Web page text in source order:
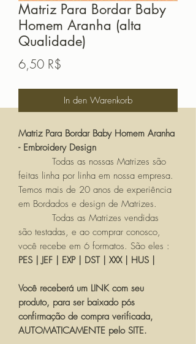
Matriz Para Bordar Baby
Homem Aranha (alta
Qualidade)
6,50 R$
In den Warenkorb
Matriz Para Bordar Baby Homem Aranha
- Embroidery Design
Todas as nossas Matrizes são
feitas linha por linha em nossa empresa.
Temos mais de 20 anos de experiência
em Bordados e design de Matrizes.
Todas as Matrizes vendidas
são testadas, e ao comprar conosco,
você recebe em 6 formatos. São eles :
PES | JEF | EXP | DST | XXX | HUS |
Você receberá um LINK com seu
produto, para ser baixado pós
confirmação de compra verificada,
AUTOMATICAMENTE pelo SITE.